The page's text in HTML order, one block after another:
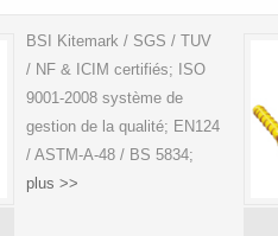
BSI Kitemark / SGS / TUV
/ NF & ICIM certifiés; ISO
9001-2008 système de
gestion de la qualité; EN124
/ ASTM-A-48 / BS 5834;
plus >>